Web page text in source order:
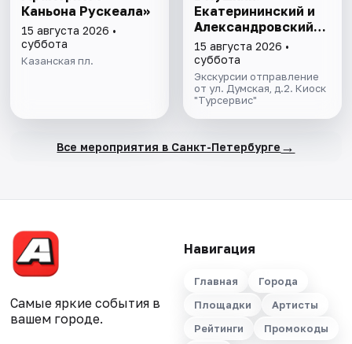
Каньона Рускеала»
15 августа 2026 •
суббота
Казанская пл.
Екатерининский и
Александровский
дворцы
15 августа 2026 •
суббота
Экскурсии отправление
от ул. Думская, д.2. Киоск
"Турсервис"
Все мероприятия в Санкт-Петербурге →
Самые яркие события в
вашем городе.
Навигация
Главная
Города
Площадки
Артисты
Рейтинги
Промокоды